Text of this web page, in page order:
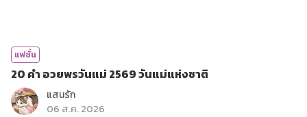
แฟชั่น
20 คำ อวยพรวันแม่ 2569 วันแม่แห่งชาติ
แสนรัก
06 ส.ค. 2026